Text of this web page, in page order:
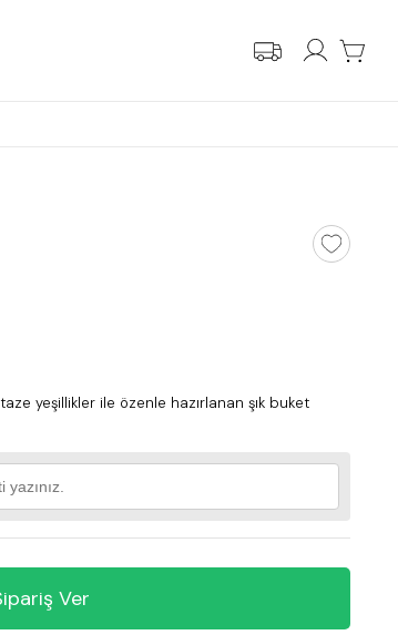
yeşillikler ile özenle hazırlanan şık buket
Ver